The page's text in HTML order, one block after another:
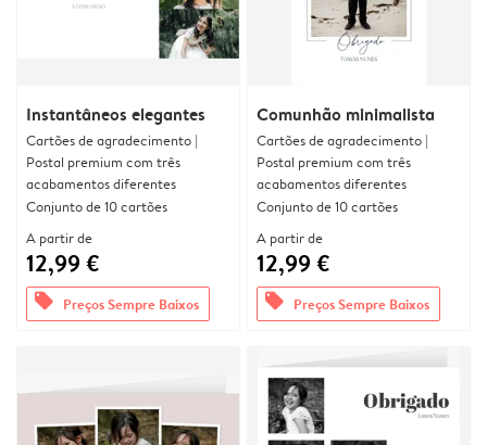
Instantâneos elegantes
Cartões de agradecimento |
Postal premium com três
acabamentos diferentes
Conjunto de 10 cartões
A partir de
12,99 €
offers Preços Sempre Baixos
Comunhão minimalista
Cartões de agradecimento |
Postal premium com três
acabamentos diferentes
Conjunto de 10 cartões
A partir de
12,99 €
offers Preços Sempre Baixos